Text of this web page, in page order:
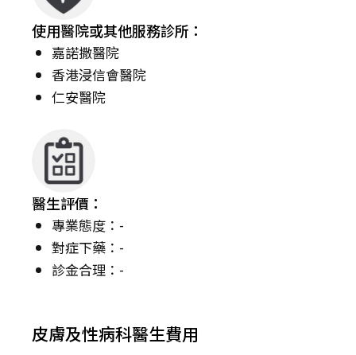
使用醫院或其他服務診所：
嘉諾撒醫院
香港浸信會醫院
仁安醫院
醫生評價：
專業態度：-
對症下藥：-
診金合理：-
皮膚及性病科醫生費用